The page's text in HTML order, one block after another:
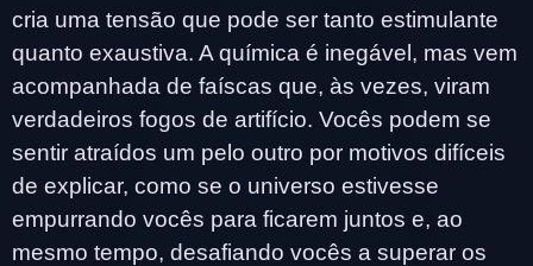
cria uma tensão que pode ser tanto estimulante
quanto exaustiva. A química é inegável, mas vem
acompanhada de faíscas que, às vezes, viram
verdadeiros fogos de artifício. Vocês podem se
sentir atraídos um pelo outro por motivos difíceis
de explicar, como se o universo estivesse
empurrando vocês para ficarem juntos e, ao
mesmo tempo, desafiando vocês a superar os